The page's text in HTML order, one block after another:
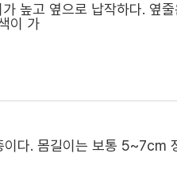
높고 옆으로 납작하다. 옆
이 가
다. 몸길이는 보통 5~7cm